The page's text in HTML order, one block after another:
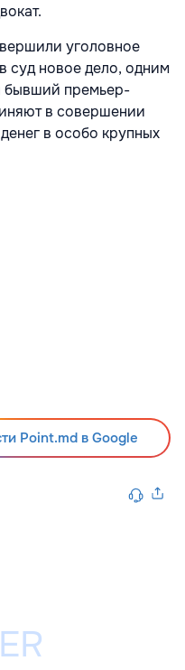
уголовное
суд новое дело, одним
бывший премьер-
в совершении
в особо крупных
Point.md в Google